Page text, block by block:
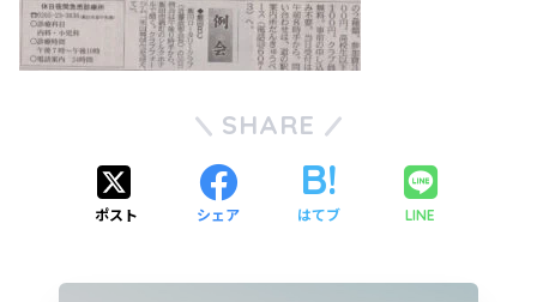
SHARE
ポスト シェア はてブ LINE